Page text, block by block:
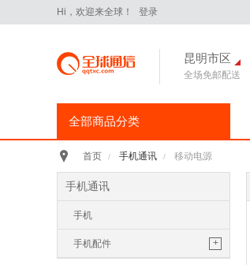
Hi，欢迎来全球！ 登录
昆明市区
全场免邮配送
全部商品分类
手机通讯
iPhone16Pro
华为Pura70
华为 nova14 Pro
平板电脑
华为 MatePad Pro 2025款
首页 / 手机通讯 / 移动电源
手机通讯
手机
手机配件 +